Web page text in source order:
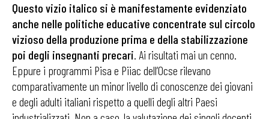
Questo vizio italico si è manifestamente evidenziato
anche nelle politiche educative concentrate sul circolo
vizioso della produzione prima e della stabilizzazione
poi degli insegnanti precari. Ai risultati mai un cenno.
Eppure i programmi Pisa e Piiac dell’Ocse rilevano
comparativamente un minor livello di conoscenze dei giovani
e degli adulti italiani rispetto a quelli degli altri Paesi